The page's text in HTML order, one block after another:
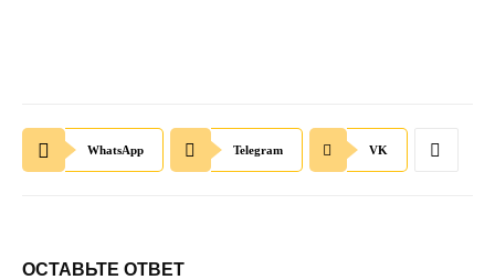
WhatsApp Telegram VK
ОСТАВЬТЕ ОТВЕТ